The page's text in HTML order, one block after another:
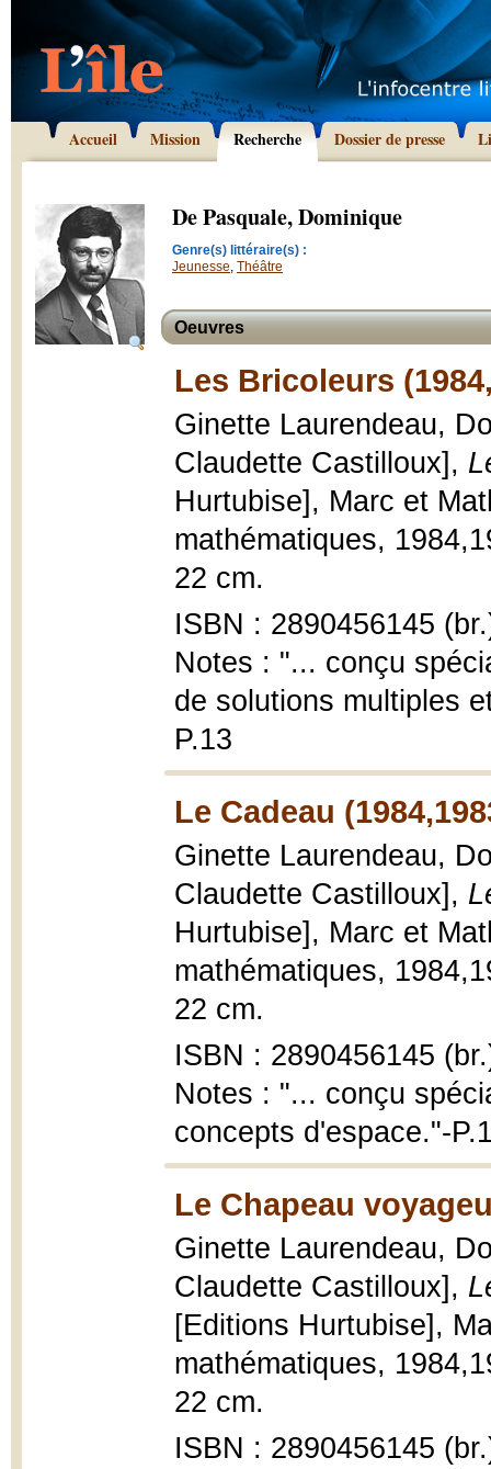
Accueil Mission Recherche Dossier de presse
De Pasquale, Dominique
Genre(s) littéraire(s) :
Jeunesse, Théâtre
Oeuvres
Les Bricoleurs
Ginette Laurendeau,
Claudette Castilloux],
Hurtubise], Marc et
mathématiques,
22 cm.
ISBN : 2890456145
Notes : "... conçu
de solutions multiples
P.13
Le Cadeau
Ginette Laurendeau,
Claudette Castilloux],
Hurtubise], Marc et
mathématiques,
22 cm.
ISBN : 2890456145
Notes : "... conçu
concepts d'espace."-
Le Chapeau
Ginette Laurendeau,
Claudette Castilloux],
[Editions Hurtubise],
mathématiques,
22 cm.
ISBN : 2890456145